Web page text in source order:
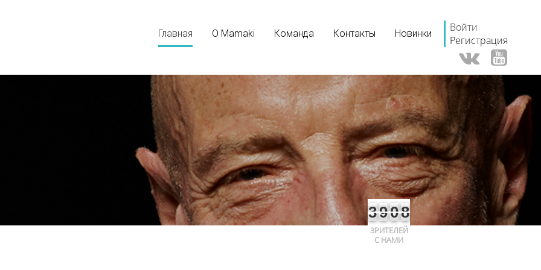
Главная О Mamaki Команда Контакты Новинки
Войти
Регистрация
3908
ЗРИТЕЛЕЙ
С НАМИ